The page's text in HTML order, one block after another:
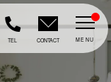
TEL CONTACT MENU